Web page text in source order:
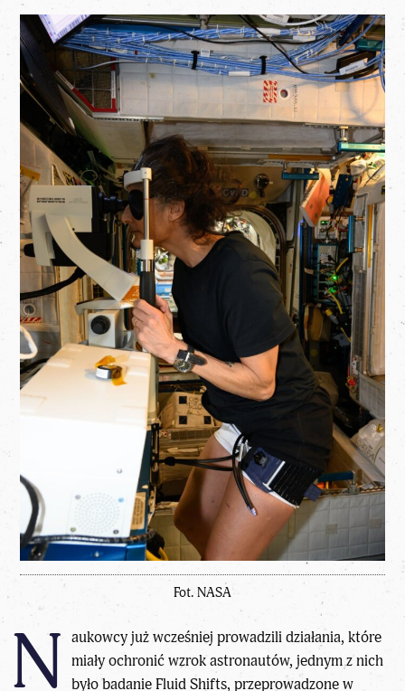
Fot. NASA
N aukowcy już wcześniej prowadzili działania, które
miały ochronić wzrok astronautów, jednym z nich
było badanie Fluid Shifts, przeprowadzone w